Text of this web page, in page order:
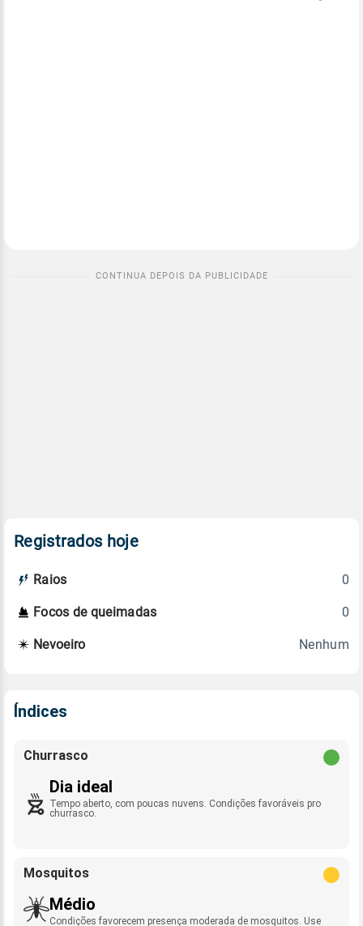
Registrados hoje
Raios 0
Focos de queimadas 0
Nevoeiro Nenhum
Índices
Churrasco
Dia ideal
Tempo aberto, com poucas nuvens. Condições favoráveis pro
churrasco.
Mosquitos
Médio
Condições favorecem presença moderada de mosquitos. Use